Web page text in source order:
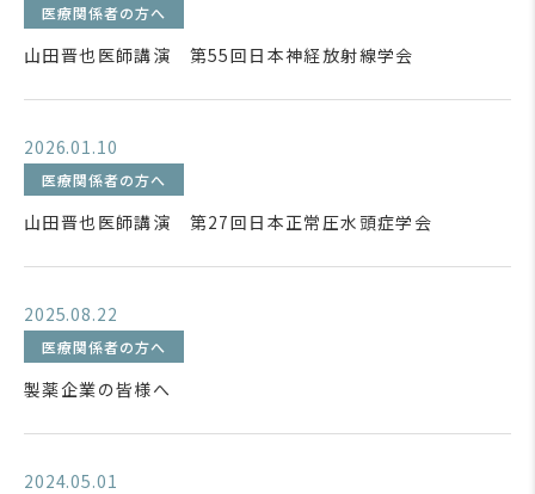
医療関係者の方へ
山田晋也医師講演 第55回日本神経放射線学会
2026.01.10
医療関係者の方へ
山田晋也医師講演 第27回日本正常圧水頭症学会
2025.08.22
医療関係者の方へ
製薬企業の皆様へ
2024.05.01